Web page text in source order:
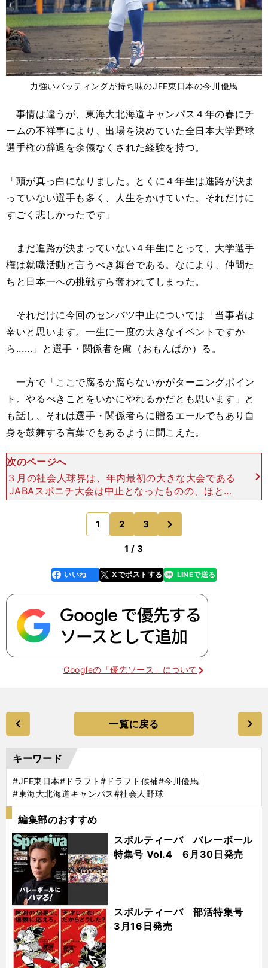
力強いバッティングが持ち味のJFE東日本の今川優馬
事情は違うが、東海大北海道キャンパス４年の春にチ
ームの不祥事により、出場を決めていた全日本大学野球
選手権の辞退を余儀なくされた経験を持つ。
「頭が真っ白になりました。とくに４年生は進路が決ま
っていない選手も多く、人生をかけていた。それだけに
すごく悲しかったです」
まだ進路が決まっていない４年生にとって、大学選手
権は就職活動と言うべき舞台である。なにより、仲間た
ちと日本一への挑戦すら奪われてしまった。
それだけに今回のセンバツ中止については「当事者は
辛いと思います。一生に一度の大きなイベントですか
ら......」と選手・関係者を慮（おもんぱか）る。
一方で「ここで腐るか腐らないかがターニングポイン
ト。やるべきことをいかにやれるかだとも思います」と
も話し、それは選手・関係者らに贈るエールでもあり自
身を鼓舞する言葉でもあるように聞こえた。
次のページへ
３月の社会人球界は、年内最初の大きな大会である
JABAスポニチ大会は中止となったものの、ほとん
どのチームが活動をできていた。そして、センバツ
や一部大学の対外試合の自粛の影響もあり、NPB球
団のスカウト
1 2 3
1 / 3
faceboo
k
いいね Xでポストする
line LINEで送る
Googleの「優先ソース」について
一覧に戻る
キーワード
#JFE東日本#ドラフト #ドラフト候補#今川優馬
#東海大北海道キャンパス#社会人野球
編集部のおすすめ
スポルティーバ バレーボール
特集号 Vol.4 6月30日発売
スポルティーバ 部活特集号
3月16日発売